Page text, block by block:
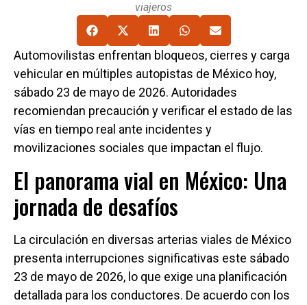
viajeros
Automovilistas enfrentan bloqueos, cierres y carga
vehicular en múltiples autopistas de México hoy,
sábado 23 de mayo de 2026. Autoridades
recomiendan precaución y verificar el estado de las
vías en tiempo real ante incidentes y
movilizaciones sociales que impactan el flujo.
El panorama vial en México: Una
jornada de desafíos
La circulación en diversas arterias viales de México
presenta interrupciones significativas este sábado
23 de mayo de 2026, lo que exige una planificación
detallada para los conductores. De acuerdo con los